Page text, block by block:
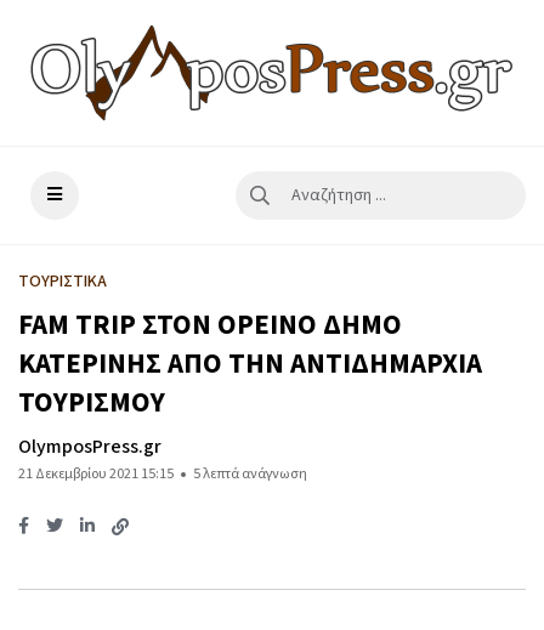
ΤΟΥΡΙΣΤΙΚΑ
FAM TRIP ΣΤΟΝ ΟΡΕΙΝΟ ΔΗΜΟ
ΚΑΤΕΡΙΝΗΣ ΑΠΟ ΤΗΝ ΑΝΤΙΔΗΜΑΡΧΙΑ
ΤΟΥΡΙΣΜΟΥ
OlymposPress.gr
21 Δεκεμβρίου 2021 15:15 5 λεπτά ανάγνωση